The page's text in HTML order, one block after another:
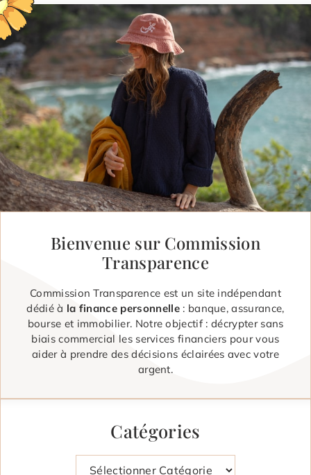
Bienvenue sur Commission
Transparence
Commission Transparence est un site indépendant
dédié à la finance personnelle: banque, assurance,
bourse et immobilier. Notre objectif : décrypter sans
biais commercial les services financiers pour vous
aider à prendre des décisions éclairées avec votre
argent.
Catégories